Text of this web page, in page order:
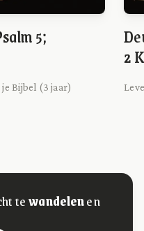
5;
je Bijbel (3 jaar)
2
tewandelenen